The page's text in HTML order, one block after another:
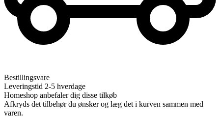
Bestillingsvare
Leveringstid 2-5 hverdage
Homeshop anbefaler dig disse tilkøb
Afkryds det tilbehør du ønsker og læg det i kurven sammen med
varen.